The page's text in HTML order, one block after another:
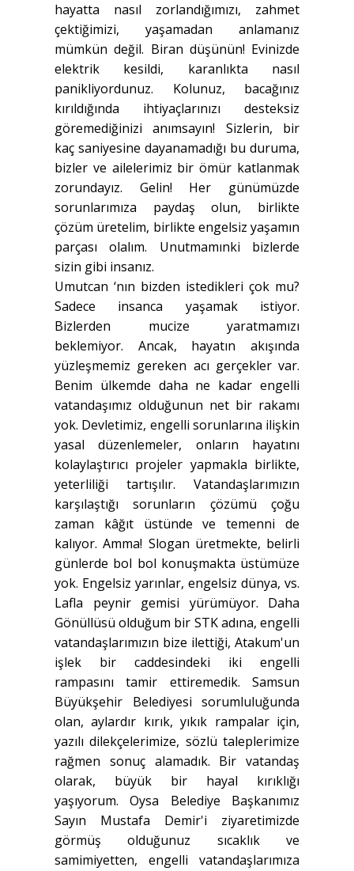
hayatta nasıl zorlandığımızı, zahmet
çektiğimizi, yaşamadan anlamanız
mümkün değil. Biran düşünün! Evinizde
elektrik kesildi, karanlıkta nasıl
panikliyordunuz. Kolunuz, bacağınız
kırıldığında ihtiyaçlarınızı desteksiz
göremediğinizi anımsayın! Sizlerin, bir
kaç saniyesine dayanamadığı bu duruma,
bizler ve ailelerimiz bir ömür katlanmak
zorundayız. Gelin! Her günümüzde
sorunlarımıza paydaş olun, birlikte
çözüm üretelim, birlikte engelsiz yaşamın
parçası olalım. Unutmamınki bizlerde
sizin gibi insanız.
Umutcan ‘nın bizden istedikleri çok mu?
Sadece insanca yaşamak istiyor.
Bizlerden mucize yaratmamızı
beklemiyor. Ancak, hayatın akışında
yüzleşmemiz gereken acı gerçekler var.
Benim ülkemde daha ne kadar engelli
vatandaşımız olduğunun net bir rakamı
yok. Devletimiz, engelli sorunlarına ilişkin
yasal düzenlemeler, onların hayatını
kolaylaştırıcı projeler yapmakla birlikte,
yeterliliği tartışılır. Vatandaşlarımızın
karşılaştığı sorunların çözümü çoğu
zaman kâğıt üstünde ve temenni de
kalıyor. Amma! Slogan üretmekte, belirli
günlerde bol bol konuşmakta üstümüze
yok. Engelsiz yarınlar, engelsiz dünya, vs.
Lafla peynir gemisi yürümüyor. Daha
Gönüllüsü olduğum bir STK adına, engelli
vatandaşlarımızın bize ilettiği, Atakum'un
işlek bir caddesindeki iki engelli
rampasını tamir ettiremedik. Samsun
Büyükşehir Belediyesi sorumluluğunda
olan, aylardır kırık, yıkık rampalar için,
yazılı dilekçelerimize, sözlü taleplerimize
rağmen sonuç alamadık. Bir vatandaş
olarak, büyük bir hayal kırıklığı
yaşıyorum. Oysa Belediye Başkanımız
Sayın Mustafa Demir'i ziyaretimizde
görmüş olduğunuz sıcaklık ve
samimiyetten, engelli vatandaşlarımıza